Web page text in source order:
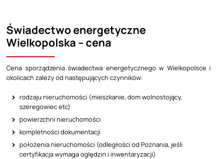
Świadectwo energetyczne
Wielkopolska – cena
Cena sporządzenia świadectwa energetycznego w Wielkopolsce i
okolicach zależy od następujących czynników:
rodzaju nieruchomości (mieszkanie, dom wolnostojący,
szeregowiec etc)
powierzchni nieruchomości
kompletności dokumentacji
położenia nieruchomości (odległości od Poznania, jeśli
certyfikacja wymaga oględzin i inwentaryzacji)